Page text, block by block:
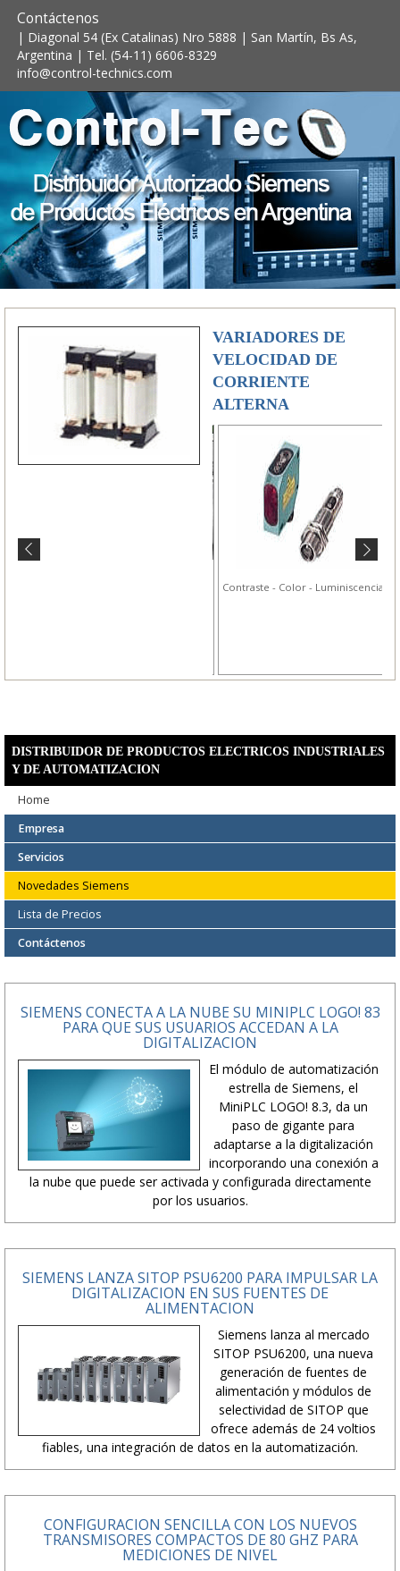
Contáctenos
| Diagonal 54 (Ex Catalinas) Nro 5888 | San Martín, Bs As,
Argentina | Tel. (54-11) 6606-8329
info@control-technics.com
VARIADORES DE
VELOCIDAD DE
CORRIENTE
ALTERNA
Contraste - Color - Luminiscencia
DISTRIBUIDOR DE PRODUCTOS ELECTRICOS INDUSTRIALES
Y DE AUTOMATIZACION
Home
Empresa
Servicios
Novedades Siemens
Lista de Precios
Contáctenos
SIEMENS CONECTA A LA NUBE SU MINIPLC LOGO! 83
PARA QUE SUS USUARIOS ACCEDAN A LA
DIGITALIZACION
El módulo de automatización
estrella de Siemens, el
MiniPLC LOGO! 8.3, da un
paso de gigante para
adaptarse a la digitalización
incorporando una conexión a
la nube que puede ser activada y configurada directamente
por los usuarios.
SIEMENS LANZA SITOP PSU6200 PARA IMPULSAR LA
DIGITALIZACION EN SUS FUENTES DE
ALIMENTACION
Siemens lanza al mercado
SITOP PSU6200, una nueva
generación de fuentes de
alimentación y módulos de
selectividad de SITOP que
ofrece además de 24 voltios
fiables, una integración de datos en la automatización.
CONFIGURACION SENCILLA CON LOS NUEVOS
TRANSMISORES COMPACTOS DE 80 GHZ PARA
MEDICIONES DE NIVEL